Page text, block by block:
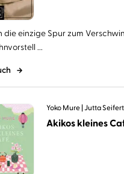
die einzige Spur zum
...
Yoko Mure Jutta Seifert
Akikos kleines